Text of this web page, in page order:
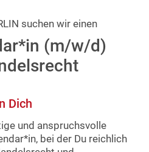
suchen wir einen
(m/w/d)
Dich
und anspruchsvolle
bei der Du reichlich